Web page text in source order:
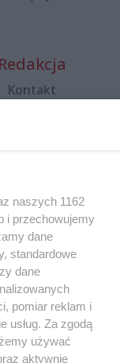
Redakcja
Kontakt
koncert z okazji
portalu
konkursów
"Hej
Jest piątek!"
naszych 1162
i przechowujemy
dane
standardowe
dane
pomiar reklam i
usług. Za zgodą
używać
aktywnie